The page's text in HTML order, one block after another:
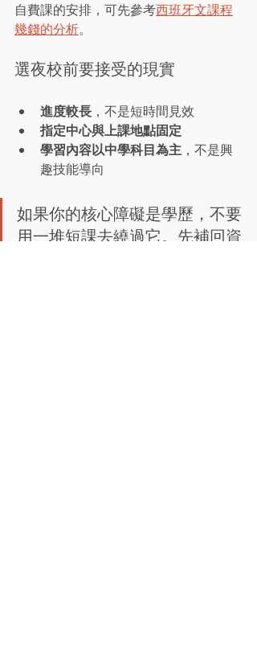
自費課的安排，可先參考西班牙文課程
幾錢的分析。
選夜校前要接受的現實
進度較長 ，不是短時間見效
指定中心與上課地點固定
學習內容以中學科目為主 ，不是興
趣技能導向
如果你的核心障礙是學歷，不要
用一堆短課去繞過它。先補回資